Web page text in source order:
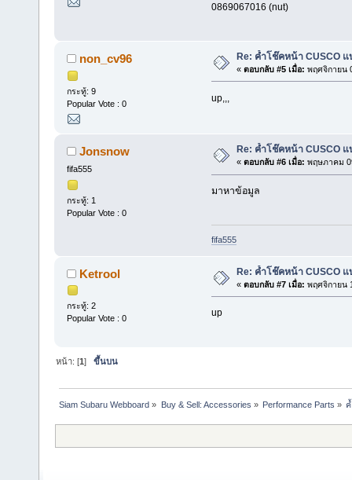
0869067016 (nut)
non_cv96
กระทู้: 9
Popular Vote : 0
Re: ค้ำโช๊คหน้า CUSCO
« ตอบกลับ #5 เมื่อ: พฤศจิกายน
up,,,
Jonsnow
fifa555
กระทู้: 1
Popular Vote : 0
Re: ค้ำโช๊คหน้า CUSCO
« ตอบกลับ #6 เมื่อ: พฤษภาคม
มาหาข้อมูล
fifa555
Ketrool
กระทู้: 2
Popular Vote : 0
Re: ค้ำโช๊คหน้า CUSCO
« ตอบกลับ #7 เมื่อ: พฤศจิกายน
up
หน้า: [1]ขึ้นบน
Siam Subaru Webboard » Buy & Sell: Accessories » Performance Parts »